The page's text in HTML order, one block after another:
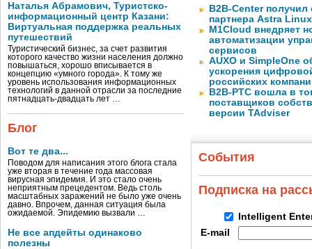
Наталья Абрамович, Туристско-
информационный центр Казани:
Виртуальная поддержка реальных
путешествий
Туристический бизнес, за счет развития
которого качество жизни населения должно
повышаться, хорошо вписывается в
концепцию «умного города». К тому же
уровень использования информационных
технологий в данной отрасли за последние
пятнадцать-двадцать лет …
Блог
Вот те два...
Поводом для написания этого блога стала
уже вторая в течение года массовая
вирусная эпидемия. И это стало очень
неприятным прецедентом. Ведь столь
масштабных заражений не было уже очень
давно. Впрочем, данная ситуация была
ожидаемой. Эпидемию вызвали …
Не все апдейты одинаково
полезны
B2B-Center получил
партнера Astra Linux
M1Cloud внедряет
автоматизации
сервисов
AUXO и SimpleOne
ускорения
российских
B2B-РТС вошла в
поставщиков
версии TAdviser
События
Подписка на
Intelligent
E-mail